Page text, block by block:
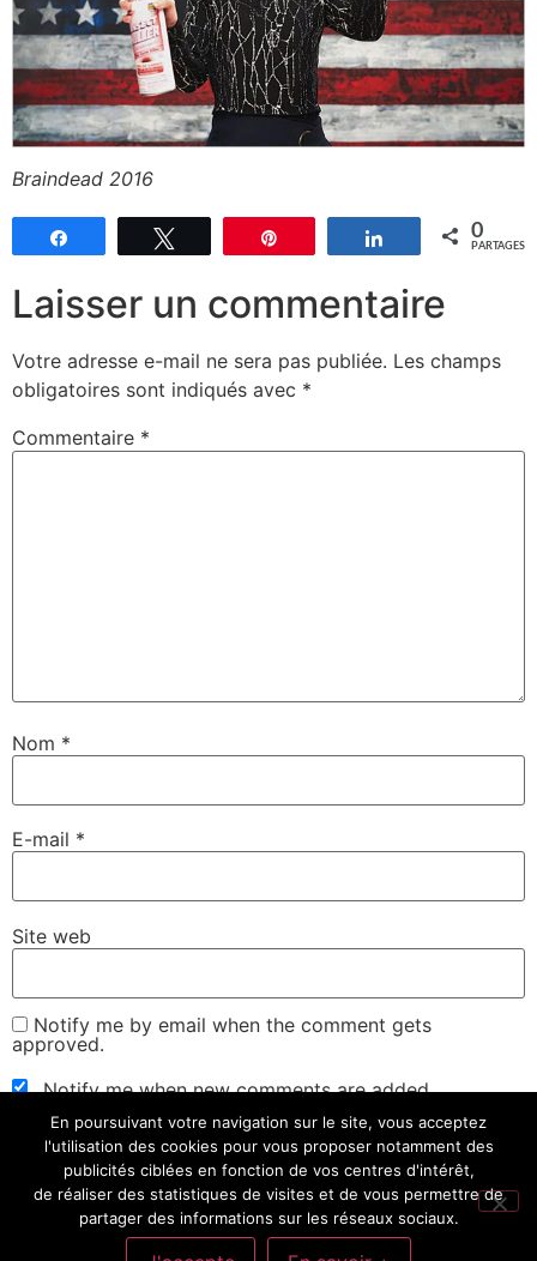
Braindead 2016
Partagez 0
PARTAGES
Laisser un commentaire
Votre adresse e-mail ne sera pas publiée. Les champs
obligatoires sont indiqués avec *
Commentaire *
Nom *
E-mail *
Site web
Notify me by email when the comment gets
approved.
Notify me when new comments are added.
Mes Univers: Cinéma, Séries, Livres, Science-Fiction,
Informatique, Sciences, Environnement, Écrire
En poursuivant votre navigation sur le site, vous acceptez
l'utilisation des cookies pour vous proposer notamment des
publicités ciblées en fonction de vos centres d'intérêt,
de réaliser des statistiques de visites et de vous permettre de
partager des informations sur les réseaux sociaux.